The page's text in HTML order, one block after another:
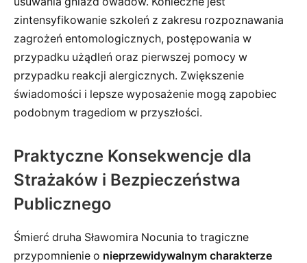
zintensyfikowanie szkoleń z zakresu rozpoznawania
zagrożeń entomologicznych, postępowania w
przypadku użądleń oraz pierwszej pomocy w
przypadku reakcji alergicznych. Zwiększenie
świadomości i lepsze wyposażenie mogą zapobiec
podobnym tragediom w przyszłości.
Praktyczne Konsekwencje dla
Strażaków i Bezpieczeństwa
Publicznego
Śmierć druha Sławomira Nocunia to tragiczne
przypomnienie o nieprzewidywalnym charakterze